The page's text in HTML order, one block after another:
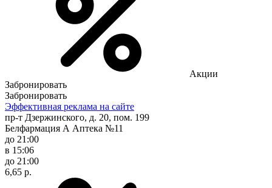
Акции
Забронировать
Забронировать
Эффективная реклама на сайте
пр-т Дзержинского, д. 20, пом. 199
Белфармация А Аптека №11
до 21:00
в 15:06
до 21:00
6,65 р.